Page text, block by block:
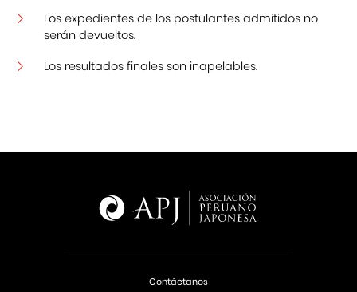
Los expedientes de los postulantes admitidos no
serán devueltos.
Los resultados finales son inapelables.
Contáctanos